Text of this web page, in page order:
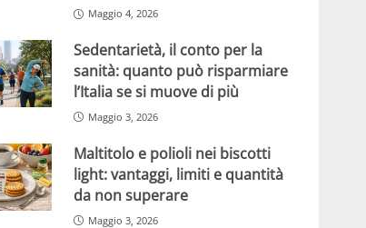
Maggio 4, 2026
Sedentarietà, il conto per la
sanità: quanto può risparmiare
l’Italia se si muove di più
Maggio 3, 2026
Maltitolo e polioli nei biscotti
light: vantaggi, limiti e quantità
da non superare
Maggio 3, 2026